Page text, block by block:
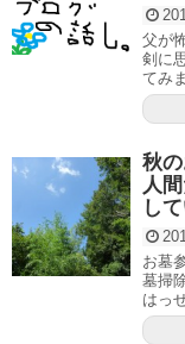
父が
剣に
てみ
秋
人
し
お墓
墓掃
はっ